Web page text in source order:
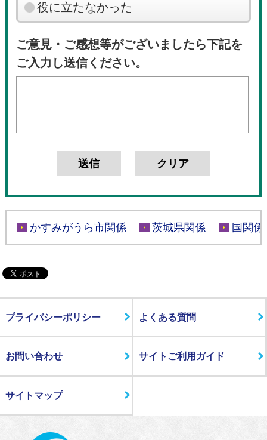
役に立たなかった
ご意見・ご感想等がございましたら下記を
ご入力し送信ください。
かすみがうら市関係 茨城県関係 国関係
プライバシーポリシー よくある質問
お問い合わせ サイトご利用ガイド
サイトマップ